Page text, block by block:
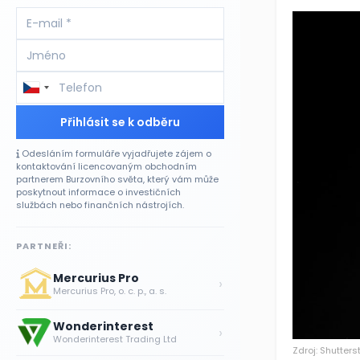
Zdroj:
Přihlásit se k odběru
Odesláním formuláře vyjadřujete zájem o
kontaktování licencovaným obchodním
partnerem Burzovního světa, který vám může
poskytnout informace o investičních
službách nebo finančních nástrojích.
PARTNEŘI:
Mercurius Pro
Mercurius Pro, o. c. p., a. s. ›
Wonderinterest
Wonderinterest Trading Ltd ›